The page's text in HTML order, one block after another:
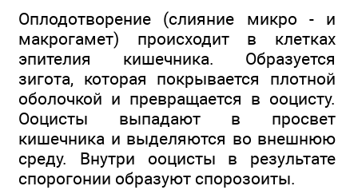
Оплодотворение (слияние микро - и
макрогамет) происходит в клетках
эпителия кишечника. Образуется
зигота, которая покрывается плотной
оболочкой и превращается в ооцисту.
Ооцисты выпадают в просвет
кишечника и выделяются во внешнюю
среду. Внутри ооцисты в результате
спорогонии образуют спорозоиты.